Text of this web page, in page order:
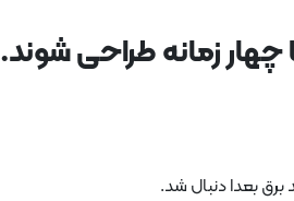
زمانه طراحی شوند.
برق بعدا دنبال شد.